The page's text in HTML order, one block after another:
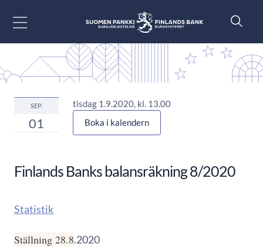
SEP.
01
tisdag 1.9.2020, kl. 13.00
Boka i kalendern
Finlands Banks balansräkning 8/2020
Statistik
Ställning 28.8.2020